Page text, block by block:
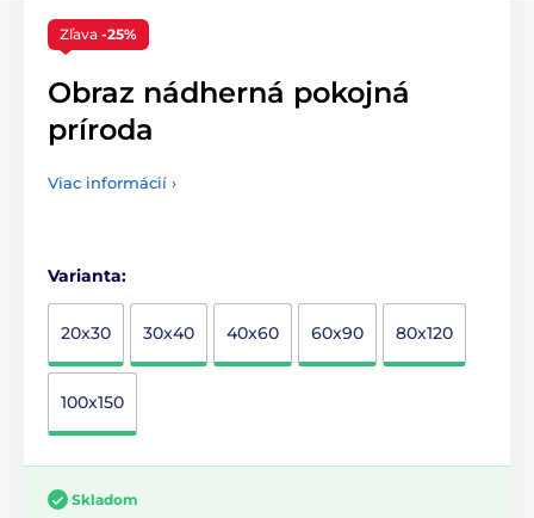
Zľava -25%
Obraz nádherná pokojná
príroda
Viac informácií ›
Varianta:
20x30 30x40 40x60 60x90 80x120
100x150
Skladom